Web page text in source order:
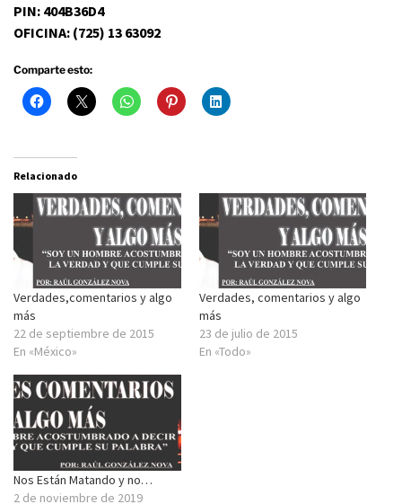
PIN: 404B36D4
OFICINA: (725) 13 63092
Comparte esto:
Relacionado
Verdades,comentarios y algo
más
22 de septiembre de 2015
En «México»
Verdades, comentarios y algo
más
23 de julio de 2015
En «Todo»
Nos Están Matando y no…
2 de noviembre de 2019